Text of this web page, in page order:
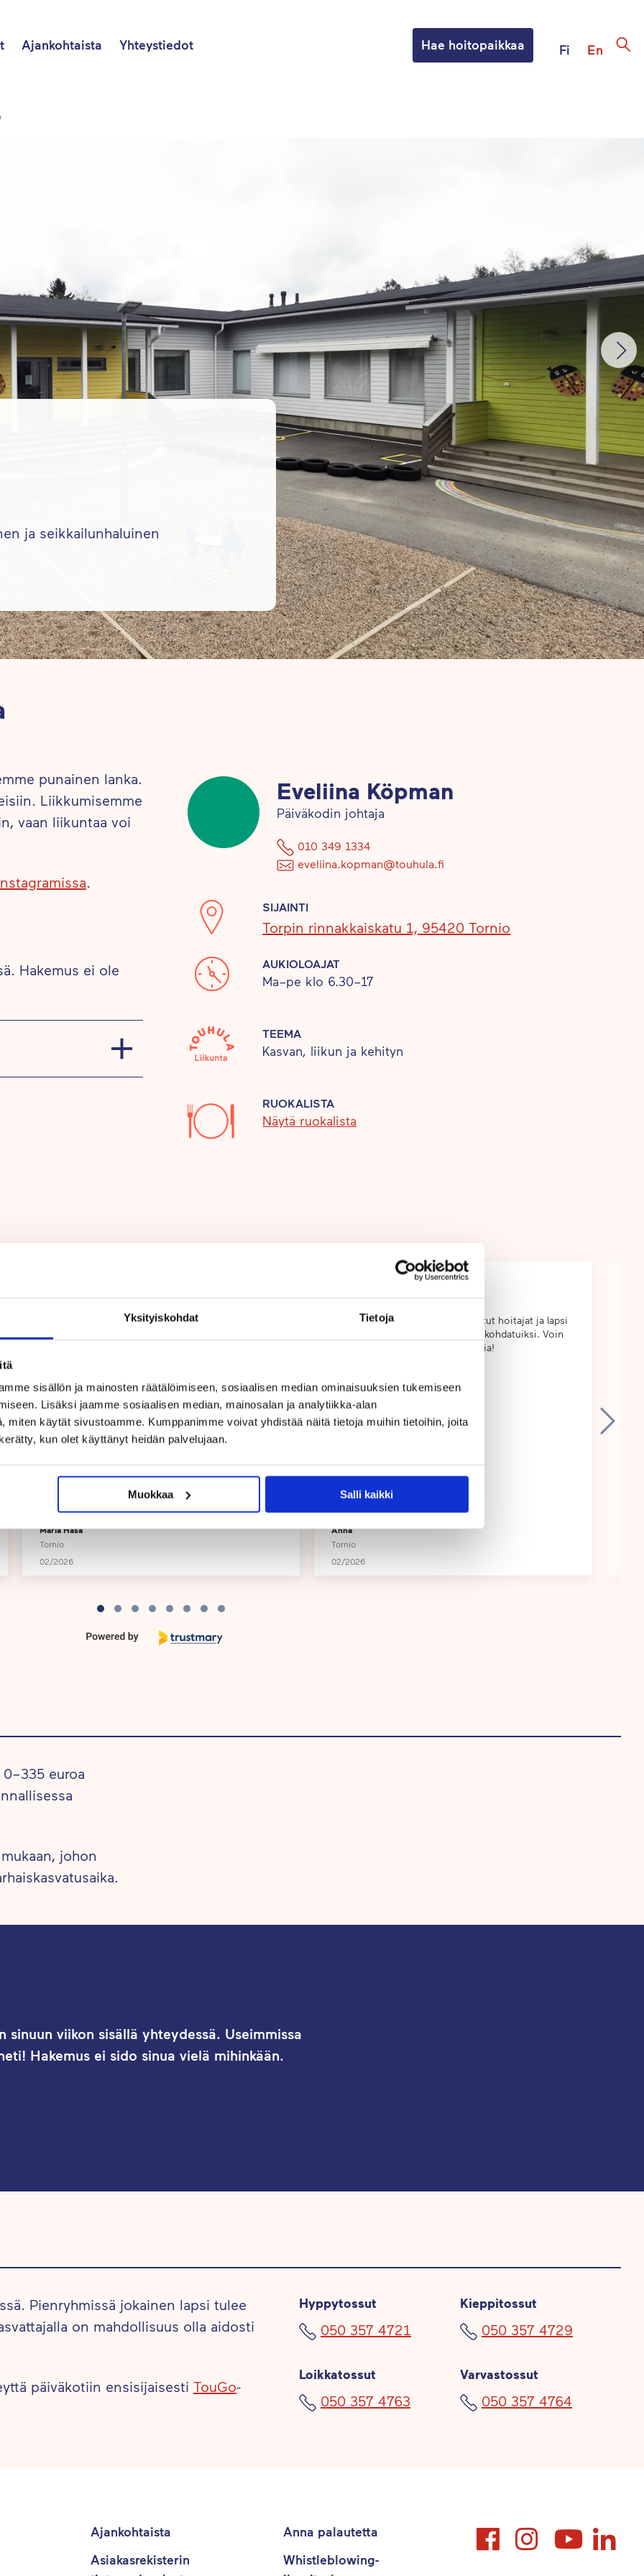
Yksityiskohdat Tietoja
sisällön ja mainosten räätälöimiseen, sosiaalisen median ominaisuuksien tukemiseen
Lisäksi jaamme sosiaalisen median, mainosalan ja analytiikka-alan
miten käytät sivustoamme. Kumppanimme voivat yhdistää näitä tietoja muihin tietoihin, joita
kun olet käyttänyt heidän palvelujaan.
Muokkaa Salli kaikki
Ajankohtaista Yhteystiedot Hae hoitopaikkaa Fi En
ja seikkailunhaluinen
punainen lanka.
Liikkumisemme
vaan liikuntaa voi
.
Hakemus ei ole
Hyödynnämme
leikkeihin ja talvisin
myös monipuolinen
välillä.
TouGo-
osallisiksi
mitä
palautetta.
Eveliina Köpman
Päiväkodin johtaja
010 349 1334
eveliina.kopman@touhula.fi
SIJAINTI
Torpin rinnakkaiskatu 1, 95420 Tornio
AUKIOLOAJAT
Ma–pe klo 6.30–17
TEEMA
Kasvan, liikun ja kehityn
RUOKALISTA
Näytä ruokalista
Kyllä olemme kiitollisena saaneet jo muutaman
Maria Hasa
Tornio
02/2026
Tornion Touhulassa on ihanat, tutut hoitajat ja lapsi
ja vanhemmat tulevat lämpimästi kohdatuiksi. Voin
todellakin suositella tätä päiväkotia!
Anna
Tornio
02/2026
euroa
johon
viikon sisällä yhteydessä. Useimmissa
Hakemus ei sido sinua vielä mihinkään.
Pienryhmissä jokainen lapsi tulee
on mahdollisuus olla aidosti
päiväkotiin ensisijaisesti TouGo-
Hyppytossut
050 357 4721
Kieppitossut
050 357 4729
Loikkatossut
050 357 4763
Varvastossut
050 357 4764
Ajankohtaista
Asiakasrekisterin
Anna palautetta
Whistleblowing-